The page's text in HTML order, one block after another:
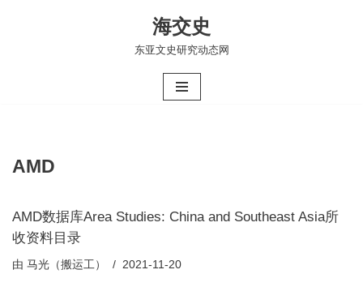
海交史
东亚文史研究动态网
AMD
AMD数据库Area Studies: China and Southeast Asia所
收资料目录
由 马光（搬运工） 2021-11-20